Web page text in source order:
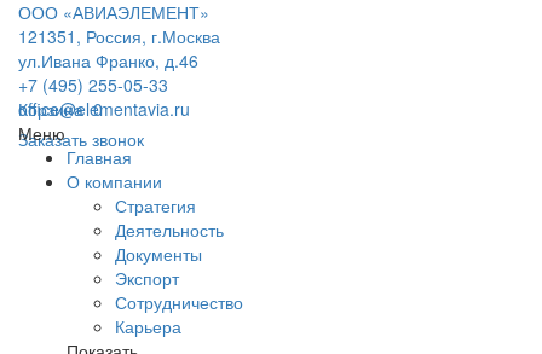
ООО «АВИАЭЛЕМЕНТ»
121351, Россия, г.Москва
ул.Ивана Франко, д.46
+7 (495) 255-05-33
office@elementavia.ru
Заказать звонок
Корзина0
Меню
Главная
О компании
Стратегия
Деятельность
Документы
Экспорт
Сотрудничество
Карьера